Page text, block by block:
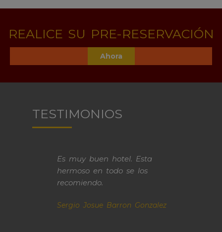
REALICE SU PRE-RESERVACIÓN
Ahora
TESTIMONIOS
Es muy buen hotel. Esta
hermoso en todo se los
recomiendo.
Sergio Josue Barron Gonzalez